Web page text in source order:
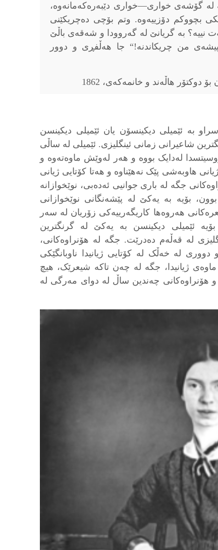
لە گۆشەی خواری—خواری دێبەرەکەمانەوە،
بچووکم دۆزییەوە. وتم بۆچی دەچریکێنی
نییە؟ بە گریانێ لە گەروودا و شەقەی باڵێ
من چریکاندنە!“ جا ھەڵفڕی و دوور
دوکتۆر ھاڵەند و خانمەکەی، 1862
بە ئێمیلی دیکینسۆن یان ئێمیلی دیکینسن
شاعیرانی زمانی ئینگلیزی. ئێمیلی لە ساڵی
لەدایک بووە و ھەر لەوێش ماوەتەوە و
ھاوبەشی پێک نەھێناوە و ھەتا کۆتایی ژیانی
جگە لە باری جوانیی ئەدەبی، نوێخوازانە
بۆیە بە یەکێ لە پێشەنگانی نوێخوازانی
ھەروەھا کاریگەرییەکی زۆریان لە سەر
ئێمیلی دیکینسن بە یەکێ لە گرنگترین
لە قەڵەم دەدرێت. جگە لە ھۆنراوەکانی،
دووری لە خەڵک لە کۆتایی ژیانیدا ناوبانگێکی
ژیانیدا، جگە لە چەن تاکە شیعرێک، ھیچ
و ھۆنراوەکانی چەندین ساڵ لە دوای مەرگی لە